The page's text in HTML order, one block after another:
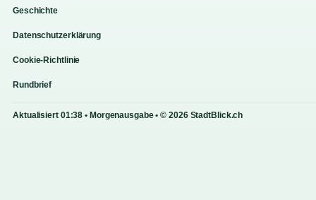
Geschichte
Datenschutzerklärung
Cookie-Richtlinie
Rundbrief
Aktualisiert 01:38 • Morgenausgabe • © 2026 StadtBlick.ch